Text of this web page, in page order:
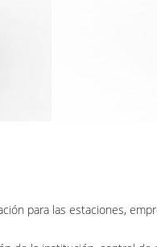
para las estaciones,